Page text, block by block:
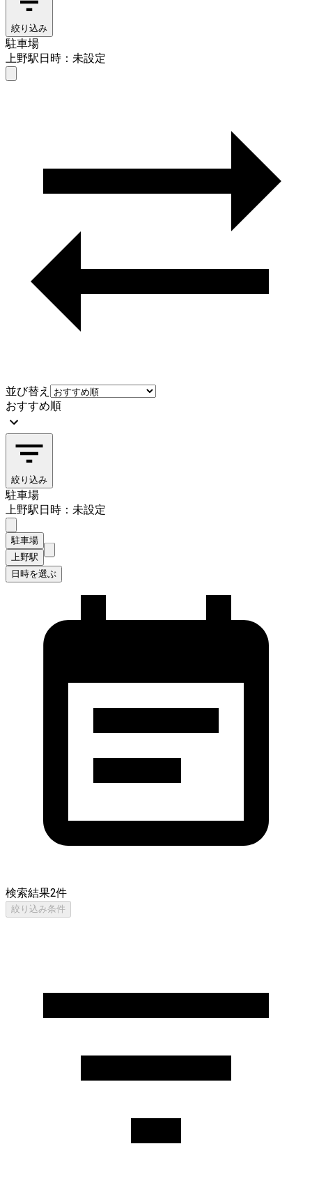
絞り込み
駐車場
上野駅日時：未設定
並び替え
おすすめ順
絞り込み
駐車場
上野駅日時：未設定
駐車場
上野駅
日時を選ぶ
検索結果2件
絞り込み条件